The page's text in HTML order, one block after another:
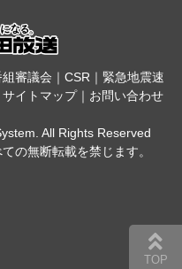
組審議会 ｜ CSR ｜ 緊急地震速
サイトマップ｜ お問い合わせ
All Rights Reserved
の無断転載を禁じます。